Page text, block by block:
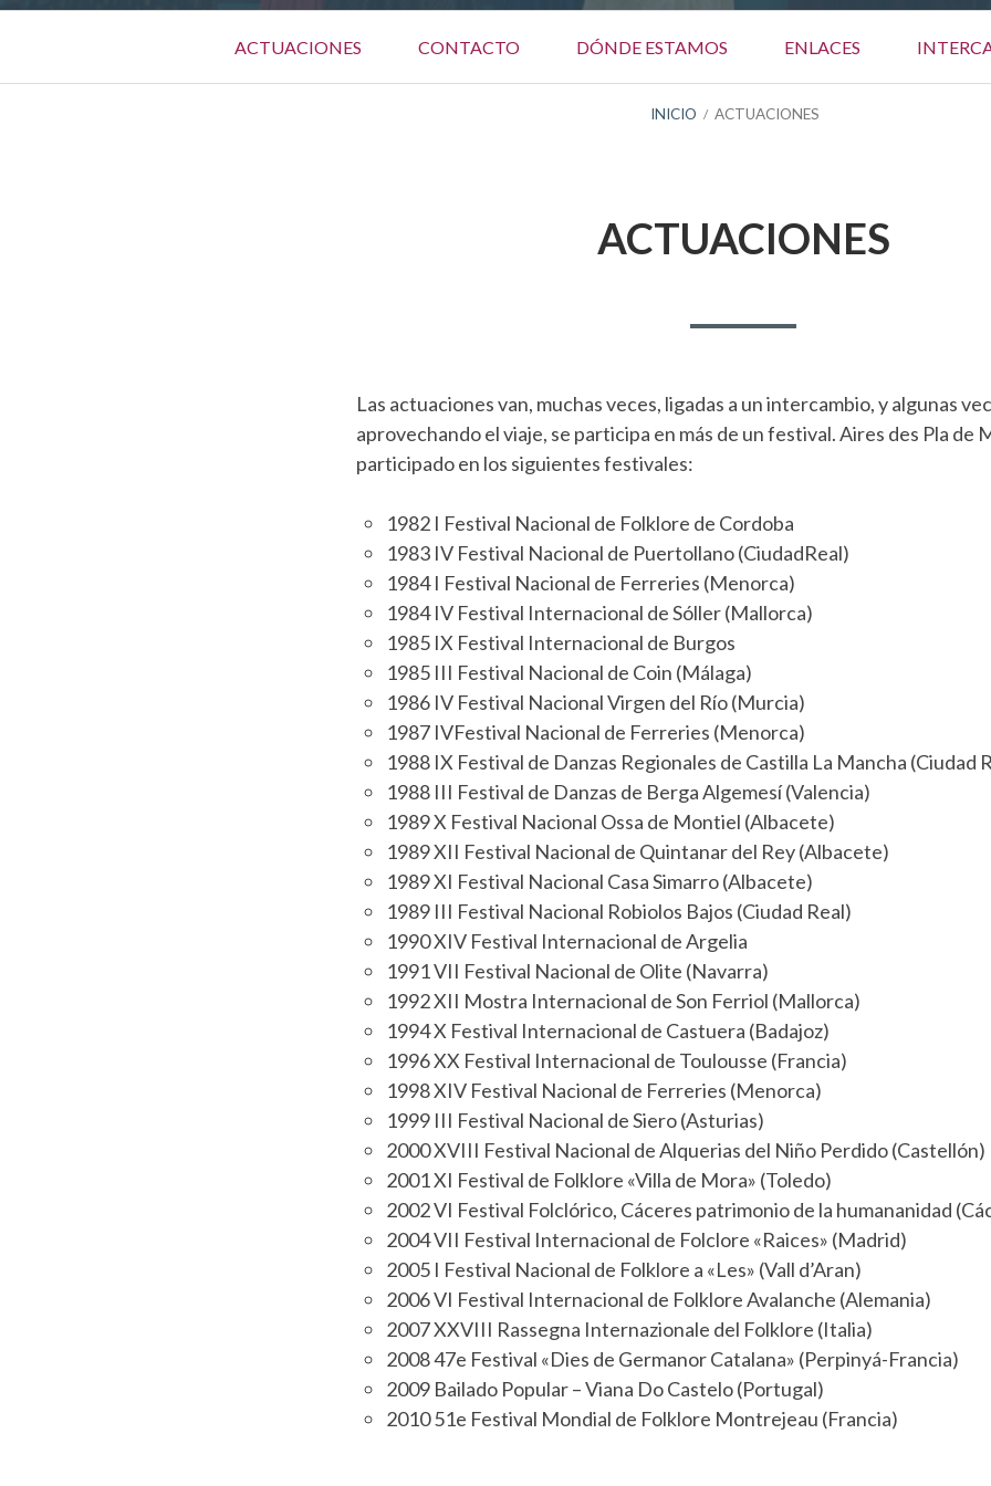
Primario
ACTUACIONES CONTACTO DÓNDE ESTAMOS ENLACES
INICIO ACTUACIONES
ACTUACIONES
Las actuaciones van, muchas veces, ligadas a un intercambio, y algunas
aprovechando el viaje, se participa en más de un festival. Aires des Pla de
participado en los siguientes festivales:
1982 I Festival Nacional de Folklore de Cordoba
1983 IV Festival Nacional de Puertollano (CiudadReal)
1984 I Festival Nacional de Ferreries (Menorca)
1984 IV Festival Internacional de Sóller (Mallorca)
1985 IX Festival Internacional de Burgos
1985 III Festival Nacional de Coin (Málaga)
1986 IV Festival Nacional Virgen del Río (Murcia)
1987 IVFestival Nacional de Ferreries (Menorca)
1988 IX Festival de Danzas Regionales de Castilla La Mancha (Ciudad
1988 III Festival de Danzas de Berga Algemesí (Valencia)
1989 X Festival Nacional Ossa de Montiel (Albacete)
1989 XII Festival Nacional de Quintanar del Rey (Albacete)
1989 XI Festival Nacional Casa Simarro (Albacete)
1989 III Festival Nacional Robiolos Bajos (Ciudad Real)
1990 XIV Festival Internacional de Argelia
1991 VII Festival Nacional de Olite (Navarra)
1992 XII Mostra Internacional de Son Ferriol (Mallorca)
1994 X Festival Internacional de Castuera (Badajoz)
1996 XX Festival Internacional de Toulousse (Francia)
1998 XIV Festival Nacional de Ferreries (Menorca)
1999 III Festival Nacional de Siero (Asturias)
2000 XVIII Festival Nacional de Alquerias del Niño Perdido (Castellón)
2001 XI Festival de Folklore «Villa de Mora» (Toledo)
2002 VI Festival Folclórico, Cáceres patrimonio de la humananidad
2004 VII Festival Internacional de Folclore «Raices» (Madrid)
2005 I Festival Nacional de Folklore a «Les» (Vall d’Aran)
2006 VI Festival Internacional de Folklore Avalanche (Alemania)
2007 XXVIII Rassegna Internazionale del Folklore (Italia)
2008 47e Festival «Dies de Germanor Catalana» (Perpinyá-Francia)
2009 Bailado Popular – Viana Do Castelo (Portugal)
2010 51e Festival Mondial de Folklore Montrejeau (Francia)